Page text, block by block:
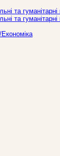
та
та
Економіка